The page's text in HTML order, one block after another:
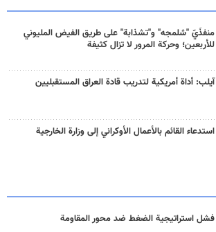
منفذَيّ "شلمجه" و"تشذابة" على طريق الفيض المليوني
للأربعين؛ وحركة المرور لا تزال كثيفة
آيلب: أداة أمريكية لتدريب قادة العراق المستقبليين
استدعاء القائم بالأعمال الأوكراني إلى وزارة الخارجية
فشل استراتيجية الضغط ضد محور المقاومة